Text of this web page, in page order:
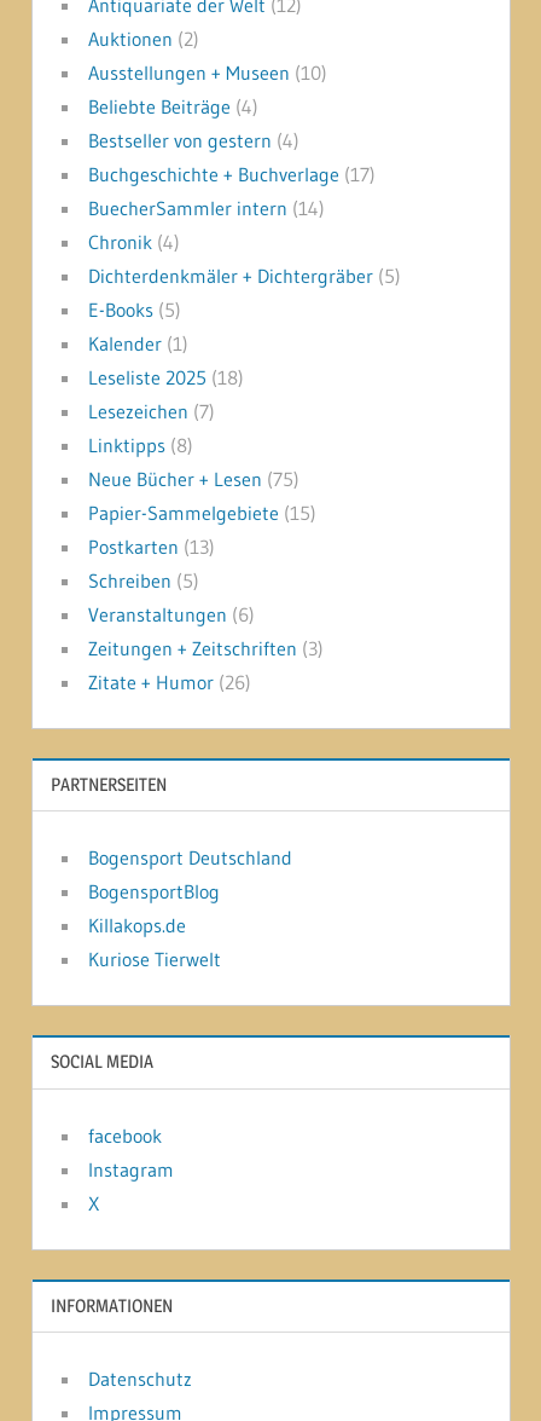
Auktionen (2)
Ausstellungen + Museen (10)
Beliebte Beiträge (4)
Bestseller von gestern (4)
Buchgeschichte + Buchverlage (17)
BuecherSammler intern (14)
Chronik(4)
Dichterdenkmäler + Dichtergräber(5)
E-Books(5)
Kalender(1)
Leseliste 2025 (18)
Lesezeichen (7)
Linktipps(8)
Neue Bücher + Lesen (75)
Papier-Sammelgebiete (15)
Postkarten (13)
Schreiben (5)
Veranstaltungen (6)
Zeitungen + Zeitschriften (3)
Zitate + Humor(26)
PARTNERSEITEN
Bogensport Deutschland
BogensportBlog
Killakops.de
Kuriose Tierwelt
SOCIAL MEDIA
facebook
Instagram
X
INFORMATIONEN
Datenschutz
Impressum